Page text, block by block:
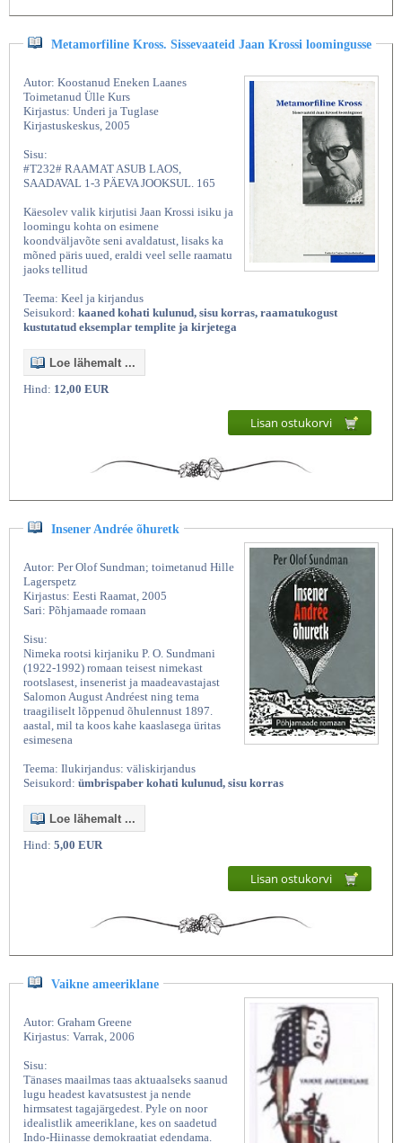
Metamorfiline Kross. Sissevaateid Jaan Krossi loomingusse
Autor: Koostanud Eneken Laanes
Toimetanud Ülle Kurs
Kirjastus: Underi ja Tuglase
Kirjastuskeskus, 2005
Sisu:
#T232# RAAMAT ASUB LAOS,
SAADAVAL 1-3 PÄEVA JOOKSUL. 165
Käesolev valik kirjutisi Jaan Krossi isiku ja
loomingu kohta on esimene
koondväljavõte seni avaldatust, lisaks ka
mõned päris uued, eraldi veel selle raamatu
jaoks tellitud
Teema: Keel ja kirjandus
Seisukord: kaaned kohati kulunud, sisu korras, raamatukogust
kustutatud eksemplar templite ja kirjetega
Loe lähemalt ...
Hind: 12,00 EUR
Lisan ostukorvi
Insener Andrée õhuretk
Autor: Per Olof Sundman; toimetanud Hille
Lagerspetz
Kirjastus: Eesti Raamat, 2005
Sari: Põhjamaade romaan
Sisu:
Nimeka rootsi kirjaniku P. O. Sundmani
(1922-1992) romaan teisest nimekast
rootslasest, insenerist ja maadeavastajast
Salomon August Andréest ning tema
traagiliselt lõppenud õhulennust 1897.
aastal, mil ta koos kahe kaaslasega üritas
esimesena
Teema: Ilukirjandus: väliskirjandus
Seisukord: ümbrispaber kohati kulunud, sisu korras
Loe lähemalt ...
Hind: 5,00 EUR
Lisan ostukorvi
Vaikne ameeriklane
Autor: Graham Greene
Kirjastus: Varrak, 2006
Sisu:
Tänases maailmas taas aktuaalseks saanud
lugu headest kavatsustest ja nende
hirmsatest tagajärgedest. Pyle on noor
idealistlik ameeriklane, kes on saadetud
Indo-Hiinasse demokraatiat edendama.